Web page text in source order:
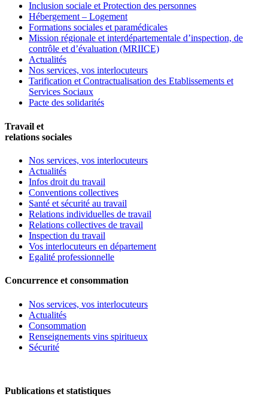
Inclusion sociale et Protection des personnes
Hébergement – Logement
Formations sociales et paramédicales
Mission régionale et interdépartementale d’inspection, de
contrôle et d’évaluation (MRIICE)
Actualités
Nos services, vos interlocuteurs
Tarification et Contractualisation des Etablissements et
Services Sociaux
Pacte des solidarités
Travail et
relations sociales
Nos services, vos interlocuteurs
Actualités
Infos droit du travail
Conventions collectives
Santé et sécurité au travail
Relations individuelles de travail
Relations collectives de travail
Inspection du travail
Vos interlocuteurs en département
Egalité professionnelle
Concurrence et consommation
Nos services, vos interlocuteurs
Actualités
Consommation
Renseignements vins spiritueux
Sécurité
Publications et statistiques